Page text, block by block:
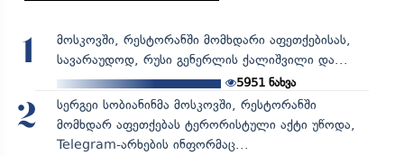
1
მოსკოვში, რესტორანში მომხდარი აფეთქებისას,
სავარაუდოდ, რუსი გენერლის ქალიშვილი და...
5951 ნახვა
2
სერგეი სობიანინმა მოსკოვში, რესტორანში
მომხდარ აფეთქებას ტერორისტული აქტი უწოდა,
Telegram-არხების ინფორმაც...